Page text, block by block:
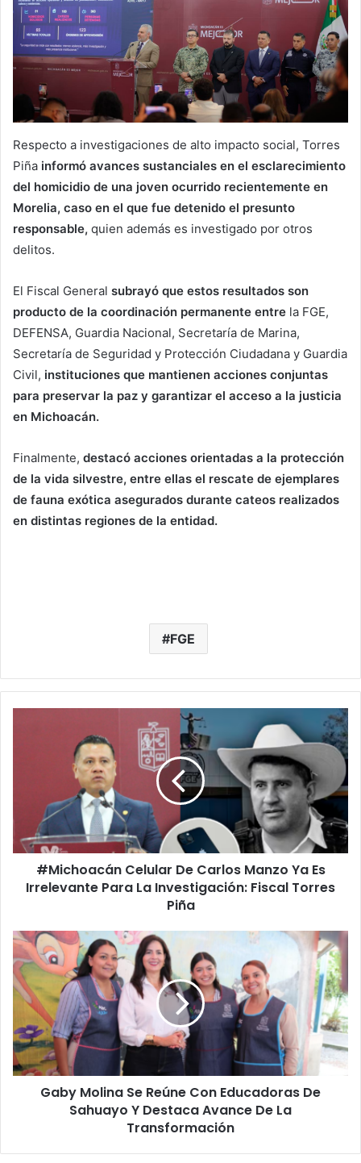
Respecto a investigaciones de alto impacto social, Torres
Piña informó avances sustanciales en el esclarecimiento
del homicidio de una joven ocurrido recientemente en
Morelia, caso en el que fue detenido el presunto
responsable, quien además es investigado por otros
delitos.
El Fiscal General subrayó que estos resultados son
producto de la coordinación permanente entre la FGE,
DEFENSA, Guardia Nacional, Secretaría de Marina,
Secretaría de Seguridad y Protección Ciudadana y Guardia
Civil, instituciones que mantienen acciones conjuntas
para preservar la paz y garantizar el acceso a la justicia
en Michoacán.
Finalmente, destacó acciones orientadas a la protección
de la vida silvestre, entre ellas el rescate de ejemplares
de fauna exótica asegurados durante cateos realizados
en distintas regiones de la entidad.
FGE
Es
Irrelevante
Para
Investigación:
Piña
#Michoacán Celular De Carlos Manzo Ya Es
Irrelevante Para La Investigación: Fiscal Torres
Piña
Gaby
Molina
Se
Reúne
Con
Educadoras
De
Sahuayo
Y
Destaca
Transformación
Gaby Molina Se Reúne Con Educadoras De
Sahuayo Y Destaca Avance De La
Transformación